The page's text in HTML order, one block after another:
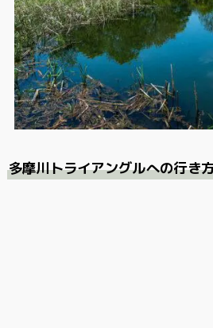
多摩川トライアングルへの行き